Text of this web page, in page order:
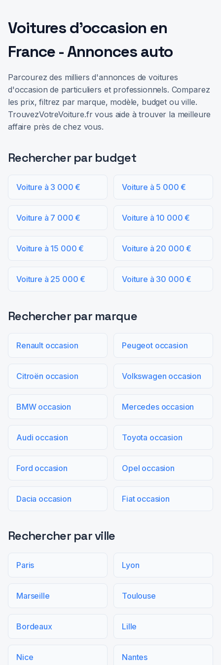
Voitures d'occasion en
France - Annonces auto
Parcourez des milliers d'annonces de voitures
d'occasion de particuliers et professionnels. Comparez
les prix, filtrez par marque, modèle, budget ou ville.
TrouvezVotreVoiture.fr vous aide à trouver la meilleure
affaire près de chez vous.
Rechercher par budget
Voiture à 3 000 € Voiture à 5 000 €
Voiture à 7 000 € Voiture à 10 000 €
Voiture à 15 000 € Voiture à 20 000 €
Voiture à 25 000 € Voiture à 30 000 €
Rechercher par marque
Renault occasion Peugeot occasion
Citroën occasion Volkswagen occasion
BMW occasion Mercedes occasion
Audi occasion Toyota occasion
Ford occasion Opel occasion
Dacia occasion Fiat occasion
Rechercher par ville
Paris Lyon
Marseille Toulouse
Bordeaux Lille
Nice Nantes